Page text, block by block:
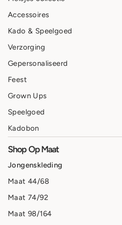
Accessoires
Kado & Speelgoed
Verzorging
Gepersonaliseerd
Feest
Grown Ups
Speelgoed
Kadobon
Shop Op Maat
Jongenskleding
Maat 44/68
Maat 74/92
Maat 98/164